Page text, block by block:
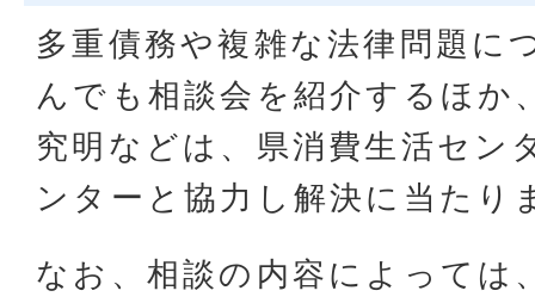
多重債務や複雑な法律問題に
んでも相談会を紹介するほか
究明などは、県消費生活セン
ンターと協力し解決に当たり
なお、相談の内容によっては